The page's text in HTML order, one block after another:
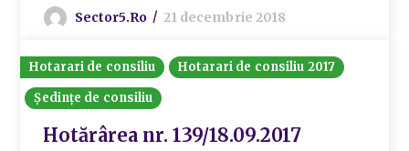
Sector5.ro 21 decembrie 2018
Hotarari de consiliu
Hotarari de consiliu 2017
Ședințe de consiliu
Hotărârea nr. 139/18.09.2017